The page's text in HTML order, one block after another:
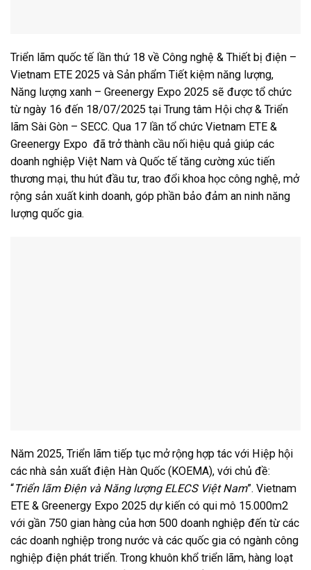
Triển lãm quốc tế lần thứ 18 về Công nghệ & Thiết bị điện –
Vietnam ETE 2025 và Sản phẩm Tiết kiệm năng lượng,
Năng lượng xanh – Greenergy Expo 2025 sẽ được tổ chức
từ ngày 16 đến 18/07/2025 tại Trung tâm Hội chợ & Triển
lãm Sài Gòn – SECC. Qua 17 lần tổ chức Vietnam ETE &
Greenergy Expo đã trở thành cầu nối hiệu quả giúp các
doanh nghiệp Việt Nam và Quốc tế tăng cường xúc tiến
thương mại, thu hút đầu tư, trao đổi khoa học công nghệ, mở
rộng sản xuất kinh doanh, góp phần bảo đảm an ninh năng
lượng quốc gia.
Năm 2025, Triển lãm tiếp tục mở rộng hợp tác với Hiệp hội
các nhà sản xuất điện Hàn Quốc (KOEMA), với chủ đề:
“Triển lãm Điện và Năng lượng ELECS Việt Nam”. Vietnam
ETE & Greenergy Expo 2025 dự kiến có qui mô 15.000m2
với gần 750 gian hàng của hơn 500 doanh nghiệp đến từ các
các doanh nghiệp trong nước và các quốc gia có ngành công
nghiệp điện phát triển. Trong khuôn khổ triển lãm, hàng loạt